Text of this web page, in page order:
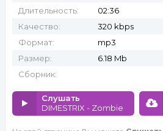
Длительность:
02:36
Качество:
320 kbps
Формат:
mp3
Размер:
6.18 Mb
Сборник:
Слушать
DIMESTRIX - Zombie